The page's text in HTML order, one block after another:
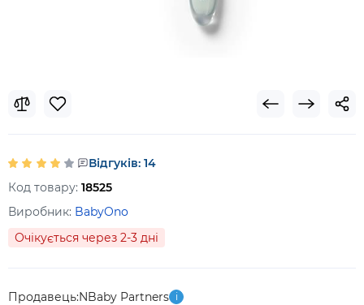
Відгуків: 14
Код товару: 18525
Виробник: BabyOno
Очікується через 2-3 дні
Продавець:NBaby Partners i